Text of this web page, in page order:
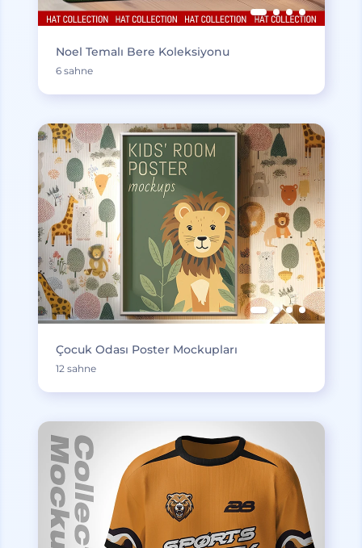
Noel Temalı Bere Koleksiyonu
6 sahne
Çocuk Odası Poster Mockupları
12 sahne